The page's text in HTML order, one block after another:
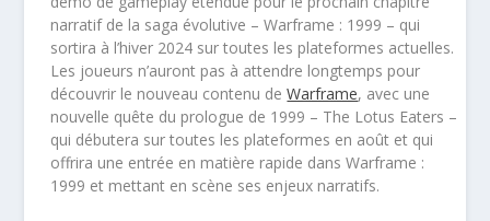
narratif de la saga évolutive – Warframe : 1999 – qui
sortira à l’hiver 2024 sur toutes les plateformes actuelles.
Les joueurs n’auront pas à attendre longtemps pour
découvrir le nouveau contenu deWarframe, avec une
nouvelle quête du prologue de 1999 – The Lotus Eaters –
qui débutera sur toutes les plateformes en août et qui
offrira une entrée en matière rapide dans Warframe :
1999 et mettant en scène ses enjeux narratifs.